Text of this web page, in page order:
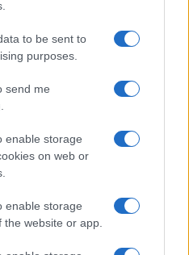
to be sent to
purposes.
send me
enable storage
on web or
enable storage
website or app.
UE: competenze digitali,